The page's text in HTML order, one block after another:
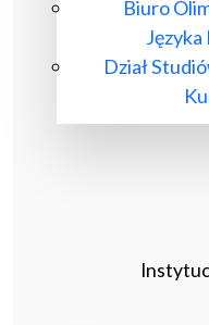
Biuro
Dział